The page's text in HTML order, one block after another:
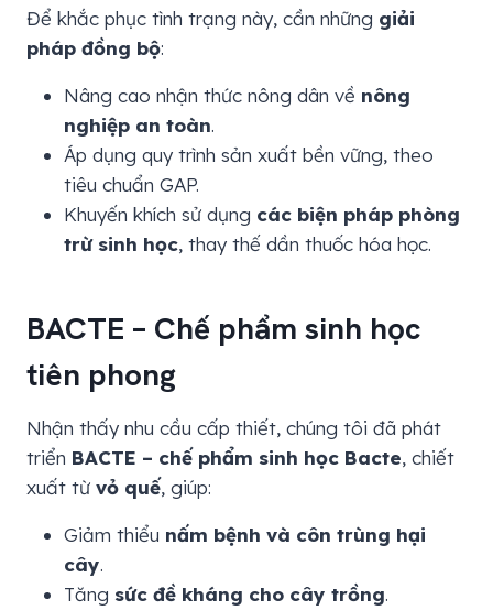
Để khắc phục tình trạng này, cần những giải
pháp đồng bộ:
Nâng cao nhận thức nông dân về nông
nghiệp an toàn.
Áp dụng quy trình sản xuất bền vững, theo
tiêu chuẩn GAP.
Khuyến khích sử dụng các biện pháp phòng
trừ sinh học, thay thế dần thuốc hóa học.
BACTE – Chế phẩm sinh học
tiên phong
Nhận thấy nhu cầu cấp thiết, chúng tôi đã phát
triển BACTE – chế phẩm sinh học Bacte, chiết
xuất từ vỏ quế, giúp:
Giảm thiểu nấm bệnh và côn trùng hại
cây.
Tăng sức đề kháng cho cây trồng.